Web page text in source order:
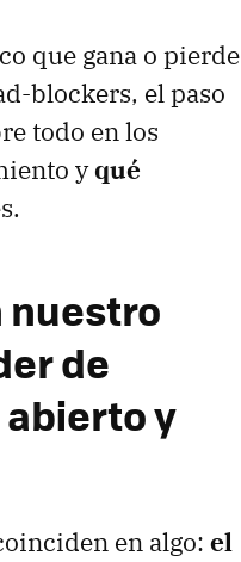
que gana o pierde
blockers, el paso
todo en los
yqué
nuestro
de
y
en algo: el